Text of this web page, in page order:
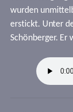
wurden
erstickt. Unter
Schönberger. Er